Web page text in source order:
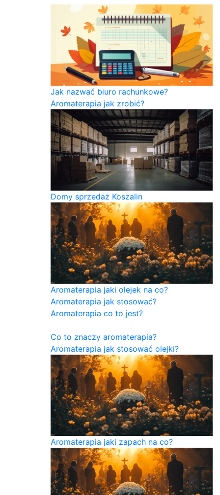
Jak nazwać biuro rachunkowe?
Aromaterapia jak zrobić?
Domy sprzedaż Koszalin
Aromaterapia jaki olejek na co?
Aromaterapia jak stosować?
Aromaterapia co to jest?
Co to znaczy aromaterapia?
Aromaterapia jak stosować olejki?
Aromaterapia jaki zapach na co?